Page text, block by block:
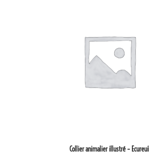
Collier animalier illustré – Ecureuil